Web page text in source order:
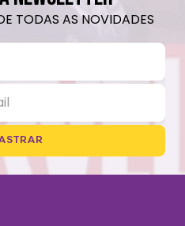
TODAS AS NOVIDADES